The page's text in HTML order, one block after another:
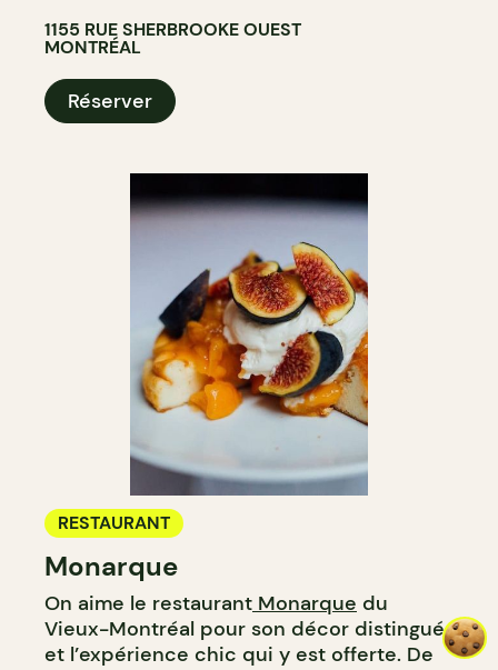
1155 RUE SHERBROOKE OUEST
MONTRÉAL
Réserver
RESTAURANT
Monarque
On aime le restaurant Monarque du
Vieux-Montréal pour son décor distingué
et l’expérience chic qui y est offerte. De